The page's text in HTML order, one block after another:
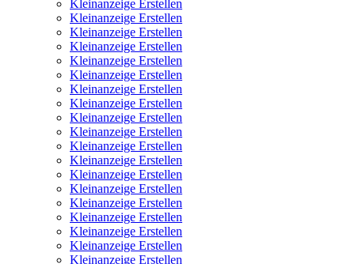
Kleinanzeige Erstellen
Kleinanzeige Erstellen
Kleinanzeige Erstellen
Kleinanzeige Erstellen
Kleinanzeige Erstellen
Kleinanzeige Erstellen
Kleinanzeige Erstellen
Kleinanzeige Erstellen
Kleinanzeige Erstellen
Kleinanzeige Erstellen
Kleinanzeige Erstellen
Kleinanzeige Erstellen
Kleinanzeige Erstellen
Kleinanzeige Erstellen
Kleinanzeige Erstellen
Kleinanzeige Erstellen
Kleinanzeige Erstellen
Kleinanzeige Erstellen
Kleinanzeige Erstellen